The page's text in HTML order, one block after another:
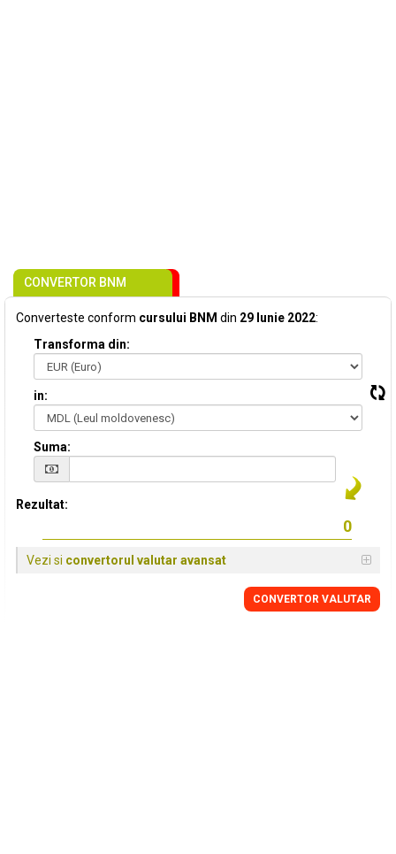
CONVERTOR BNM
Converteste conform cursului BNM din 29 Iunie 2022:
Transforma din:
in:
Suma:
Rezultat:
Vezi si convertorul valutar avansat
CONVERTOR VALUTAR